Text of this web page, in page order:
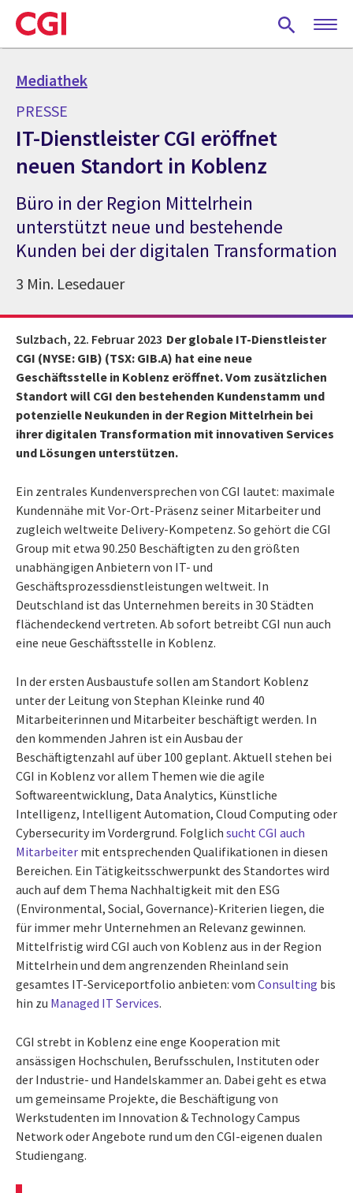
Skip
to
main
Mediathek
PRESSE
IT-Dienstleister CGI eröffnet
neuen Standort in Koblenz
Büro in der Region Mittelrhein
unterstützt neue und bestehende
Kunden bei der digitalen Transformation
3 Min. Lesedauer
Sulzbach, 22. Februar 2023 Der globale IT-Dienstleister
CGI (NYSE: GIB) (TSX: GIB.A) hat eine neue
Geschäftsstelle in Koblenz eröffnet. Vom zusätzlichen
Standort will CGI den bestehenden Kundenstamm und
potenzielle Neukunden in der Region Mittelrhein bei
ihrer digitalen Transformation mit innovativen Services
und Lösungen unterstützen.
Ein zentrales Kundenversprechen von CGI lautet: maximale
Kundennähe mit Vor-Ort-Präsenz seiner Mitarbeiter und
zugleich weltweite Delivery-Kompetenz. So gehört die CGI
Group mit etwa 90.250 Beschäftigten zu den größten
unabhängigen Anbietern von IT- und
Geschäftsprozessdienstleistungen weltweit. In
Deutschland ist das Unternehmen bereits in 30 Städten
flächendeckend vertreten. Ab sofort betreibt CGI nun auch
eine neue Geschäftsstelle in Koblenz.
In der ersten Ausbaustufe sollen am Standort Koblenz
unter der Leitung von Stephan Kleinke rund 40
Mitarbeiterinnen und Mitarbeiter beschäftigt werden. In
den kommenden Jahren ist ein Ausbau der
Beschäftigtenzahl auf über 100 geplant. Aktuell stehen bei
CGI in Koblenz vor allem Themen wie die agile
Softwareentwicklung, Data Analytics, Künstliche
Intelligenz, Intelligent Automation, Cloud Computing oder
Cybersecurity im Vordergrund. Folglich sucht CGI auch
Mitarbeiter mit entsprechenden Qualifikationen in diesen
Bereichen. Ein Tätigkeitsschwerpunkt des Standortes wird
auch auf dem Thema Nachhaltigkeit mit den ESG
(Environmental, Social, Governance)-Kriterien liegen, die
für immer mehr Unternehmen an Relevanz gewinnen.
Mittelfristig wird CGI auch von Koblenz aus in der Region
Mittelrhein und dem angrenzenden Rheinland sein
gesamtes IT-Serviceportfolio anbieten: vom Consulting bis
hin zu Managed IT Services.
CGI strebt in Koblenz eine enge Kooperation mit
ansässigen Hochschulen, Berufsschulen, Instituten oder
der Industrie- und Handelskammer an. Dabei geht es etwa
um gemeinsame Projekte, die Beschäftigung von
Werkstudenten im Innovation & Technology Campus
Network oder Angebote rund um den CGI-eigenen dualen
Studiengang.